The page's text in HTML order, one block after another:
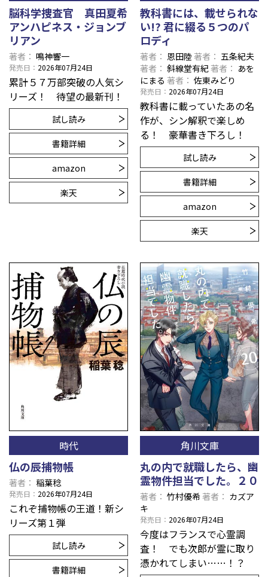
脳科学捜査官 真田夏希
アンハピネス・ジョンブ
リアン
著者 鳴神響一
発売日 2026年07月24日
累計５７万部突破の人気シ
リーズ！ 待望の最新刊！
試し読み
書籍詳細
amazon
楽天
教科書には、載せられな
い!? 君に綴る５つのパ
ロディ
著者 恩田陸著者
五条紀夫
著者
斜線堂有紀著者
あを
にまる 著者 佐東みどり
発売日 2026年07月24日
教科書に載っていたあの名
作が、シン解釈で楽しめ
る！ 豪華書き下ろし！
試し読み
書籍詳細
amazon
楽天
時代
仏の辰捕物帳
著者 稲葉稔
発売日 2026年07月24日
これぞ捕物帳の王道！新シ
リーズ第１弾
試し読み
書籍詳細
角川文庫
丸の内で就職したら、幽
霊物件担当でした。２０
著者 竹村優希著者
カズア
キ
発売日 2026年07月24日
今度はフランスで心霊調
査！ でも次郎が霊に取り
憑かれてしまい……！？